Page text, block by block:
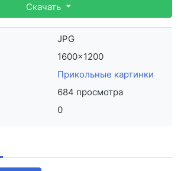
Скачать
JPG
1600×1200
Прикольные картинки
684 просмотра
0